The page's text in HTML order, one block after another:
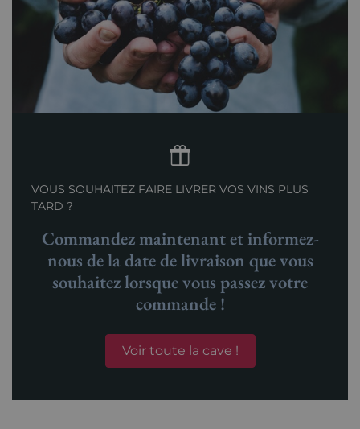
VOUS SOUHAITEZ FAIRE LIVRER VOS VINS PLUS
TARD ?
Commandez maintenant et informez-
nous de la date de livraison que vous
souhaitez lorsque vous passez votre
commande !
Voir toute la cave !